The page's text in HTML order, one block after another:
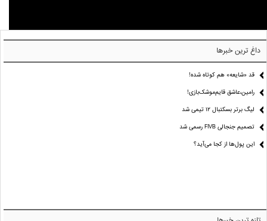
داغ ترین خبرها
قد «شایعه» هم کوتاه شده!
رامین،عاشق قایم‌موشک‌بازی!
لیگ برتر بسکتبال ۱۲ تیمی شد
تصمیم جنجالی FIVB رسمی شد
این پول‌ها از کجا می‌آید؟